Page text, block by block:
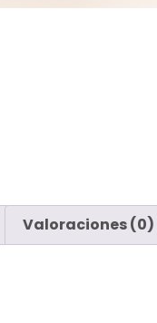
Valoraciones (0)